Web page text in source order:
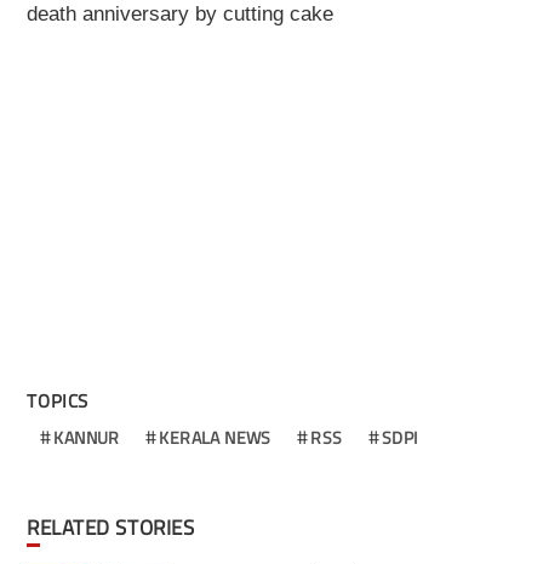
death anniversary by cutting cake
TOPICS
KANNUR KERALA NEWS RSS SDPI
RELATED STORIES